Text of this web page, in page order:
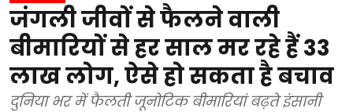
जंगली जीवों से फैलने वाली
बीमारियों से हर साल मर रहे हैं 33
लाख लोग, ऐसे हो सकता है बचाव
दुनिया भर में फैलती जूनोटिक बीमारियां बढ़ते इंसानी